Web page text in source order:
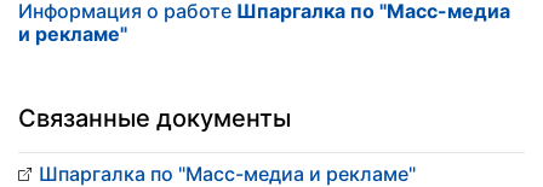
Информация о работе Шпаргалка по "Масс-медиа
и рекламе"
Связанные документы
Шпаргалка по "Масс-медиа и рекламе"